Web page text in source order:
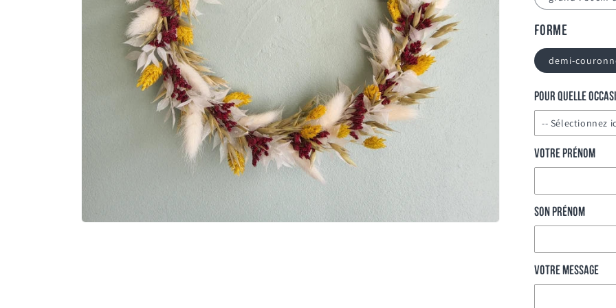
Forme
demi-
Pour quelle
-- Sélectionnez
Pour égayer une
Mariage
Naissance
Réussite
Votre prénom
Son prénom
Votre message